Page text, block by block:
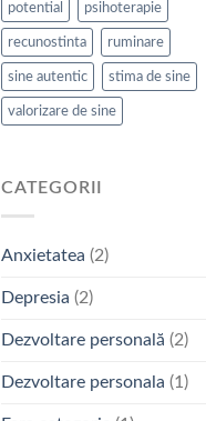
potential psihoterapie
recunostinta ruminare
sine autentic stima de sine
valorizare de sine
CATEGORII
Anxietatea (2)
Depresia (2)
Dezvoltare personală (2)
Dezvoltare personala (1)